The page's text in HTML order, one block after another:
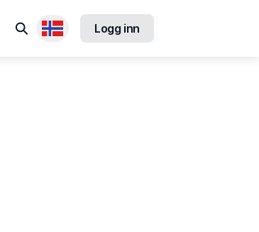
Søk
Tilgjengelige språk
Logg inn